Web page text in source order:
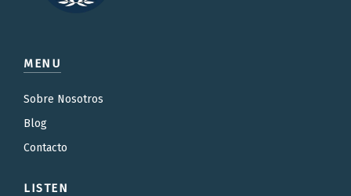
MENU
Sobre Nosotros
Blog
Contacto
LISTEN